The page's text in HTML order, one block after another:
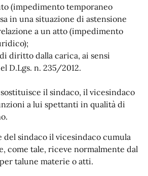
(impedimento temporaneo
in una situazione di astensione
a un atto (impedimento
diritto dalla carica, ai sensi
D.Lgs. n. 235/2012.
il sindaco, il vicesindaco
a lui spettanti in qualità di
sindaco il vicesindaco cumula
come tale, riceve normalmente dal
talune materie o atti.